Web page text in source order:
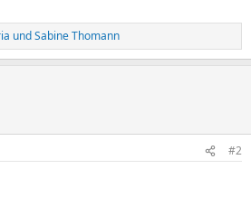
undSabine Thomann
#2